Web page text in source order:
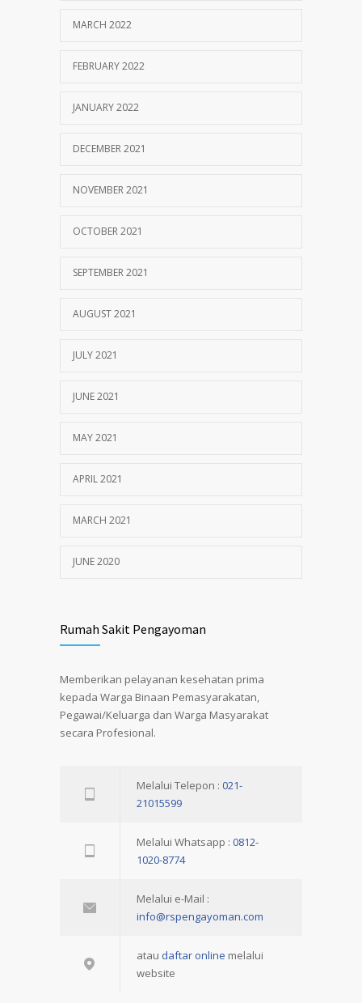
MARCH 2022
FEBRUARY 2022
JANUARY 2022
DECEMBER 2021
NOVEMBER 2021
OCTOBER 2021
SEPTEMBER 2021
AUGUST 2021
JULY 2021
JUNE 2021
MAY 2021
APRIL 2021
MARCH 2021
JUNE 2020
Rumah Sakit Pengayoman
Memberikan pelayanan kesehatan prima
kepada Warga Binaan Pemasyarakatan,
Pegawai/Keluarga dan Warga Masyarakat
secara Profesional.
Melalui Telepon : 021-
21015599
Melalui Whatsapp : 0812-
1020-8774
Melalui e-Mail :
info@rspengayoman.com
atau daftar online melalui
website